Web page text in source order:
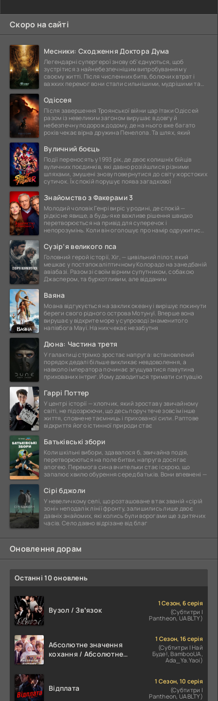
Скоро на сайті
Месники: Сходження Доктора Дума
Легендарні супергерої знову об'єднуються, щоб
зустрітися з найнебезпечнішим випробуванням у
своєму житті. Після численних битв, болючих втрат і
важких перемог вони стали сильнішими, мудрішими та
Одіссея
Після завершення Троянської війни цар Ітаки Одіссей
разом із невеликим загоном вирушає в довгу й
небезпечну подорож додому, де на нього вже багато
років чекає вірна дружина Пенелопа. Та шлях, який
Вуличний боєць
Події переносять у 1993 рік, де двоє колишніх бійців
вуличних поєдинків, які давно розійшлися різними
шляхами, змушені знову повернутися до світу жорстоких
сутичок. Їх спокій порушує поява загадкової
Знайомство з Факерами 3
Молодий чоловік Генрі виріс у родині, де спокій —
рідкісне явище, а будь-яке важливе рішення швидко
перетворюється на привід для суперечок і
непорозумінь. Коли він оголошує про намір одружитися,
Сузір’я великого пса
Головний герой історії, Хіг, — цивільний пілот, який
мешкає у постапокаліптичному Колорадо на занедбаній
авіабазі. Разом зі своїм вірним супутником, собакою
Джаспером, та буркотливим, але відданим
Ваяна
Моана відгукується на заклик океану і вирішує покинути
береги свого рідного острова Мотунуї. Вперше вона
вирушає у відкрите море у супроводі знаменитого
напівбога Мауї. На них чекає незабутня
Дюна: Частина третя
У галактиці стрімко зростає напруга: встановлений
порядок дедалі більше викликає невдоволення, а
навколо імператора починає згущуватися павутина
прихованих інтриг. Йому доводиться тримати ситуацію
Гаррі Поттер
У центрі історії — хлопчик, який зростав у звичайному
світі, не підозрюючи, що десь поруч тече зовсім інше
життя, сповнене таємниць і прихованої сили. Раптове
відкриття його істинної природи стає
Батьківські збори
Коли шкільні вибори, здавалося б, звичайна подія,
перетворюються на поле битви, напруга досягає
апогею. Перемога сина вчительки стає іскрою, що
запалює хвилю обурення серед батьків. Вони впевнені —
Сірі бджоли
У невеличкому селі, що розташоване в так званій «сірій
зоні» неподалік лінії фронту, залишились лише двоє
давніх знайомих, які колись були ворогами ще з дитячих
часів. Село давно відрізане від благ
Оновлення дорам
Останні 10 оновлень
Вузол / Звʼязок
1 Сезон, 6 серія
(Субтитри |
Pantheon, UABLTY)
Абсолютне значення
кохання / Абсолютне
1 Сезон, 16 серія
(Субтитри | Най
Буде!, BambooUA,
Ada_Ya.Yaoi)
Відплата
1 Сезон, 10 серія
(Субтитри |
Pantheon, UABLTY)